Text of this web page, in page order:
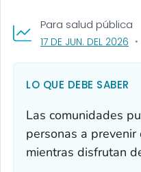
Para salud pública
17 DE JUN. DEL 2026 ,
LO QUE DEBE SABER
Las comunidades
personas a
mientras disfrutan